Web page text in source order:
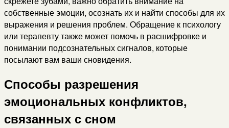
собственные эмоции, осознать их и найти способы для их
выражения и решения проблем. Обращение к психологу
или терапевту также может помочь в расшифровке и
понимании подсознательных сигналов, которые
посылают вам ваши сновидения.
Способы разрешения
эмоциональных конфликтов,
связанных с сном